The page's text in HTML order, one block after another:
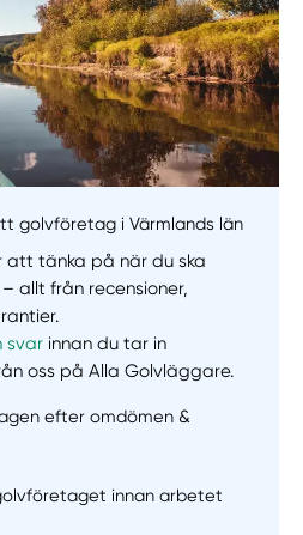
golvföretag i Värmlands län
att tänka på när du ska
allt från recensioner,
svar innan du tar in
oss på Alla Golvläggare.
efter omdömen &
innan arbetet